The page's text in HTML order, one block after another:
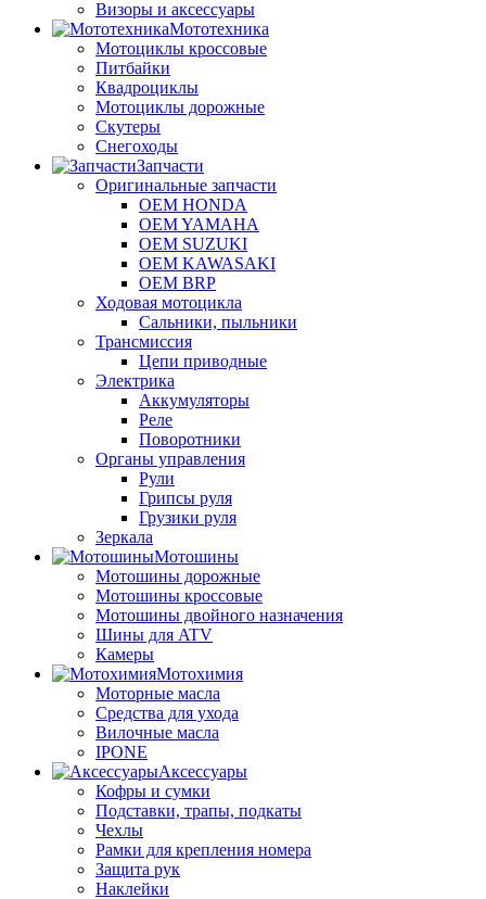
Визоры и аксессуары
Мототехника
Мотоциклы кроссовые
Питбайки
Квадроциклы
Мотоциклы дорожные
Скутеры
Снегоходы
Запчасти
Оригинальные запчасти
OEM HONDA
OEM YAMAHA
OEM SUZUKI
OEM KAWASAKI
OEM BRP
Ходовая мотоцикла
Сальники, пыльники
Трансмиссия
Цепи приводные
Электрика
Аккумуляторы
Реле
Поворотники
Органы управления
Рули
Грипсы руля
Грузики руля
Зеркала
Мотошины
Мотошины дорожные
Мотошины кроссовые
Мотошины двойного назначения
Шины для ATV
Камеры
Мотохимия
Моторные масла
Средства для ухода
Вилочные масла
IPONE
Аксессуары
Кофры и сумки
Подставки, трапы, подкаты
Чехлы
Рамки для крепления номера
Защита рук
Наклейки